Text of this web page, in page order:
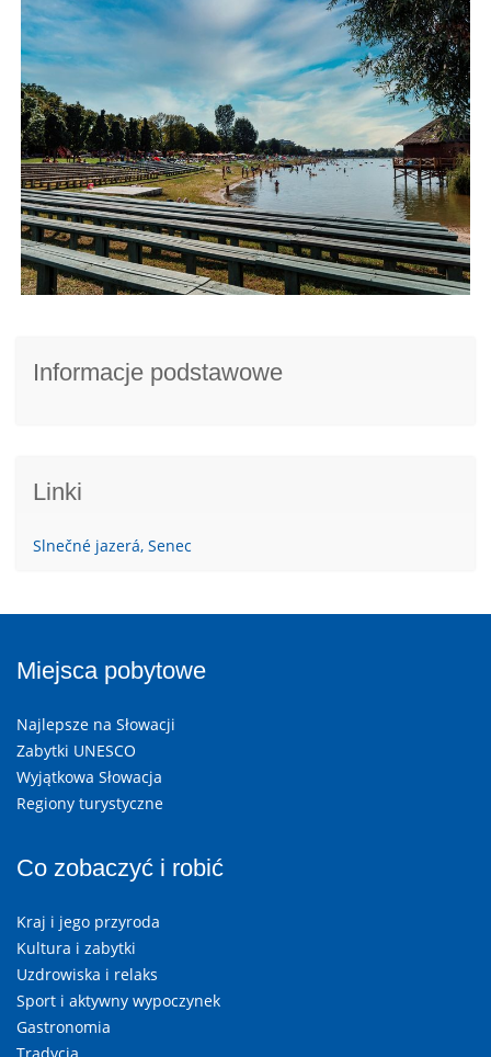
Informacje podstawowe
Linki
Slnečné jazerá, Senec
Miejsca pobytowe
Najlepsze na Słowacji
Zabytki UNESCO
Wyjątkowa Słowacja
Regiony turystyczne
Co zobaczyć i robić
Kraj i jego przyroda
Kultura i zabytki
Uzdrowiska i relaks
Sport i aktywny wypoczynek
Gastronomia